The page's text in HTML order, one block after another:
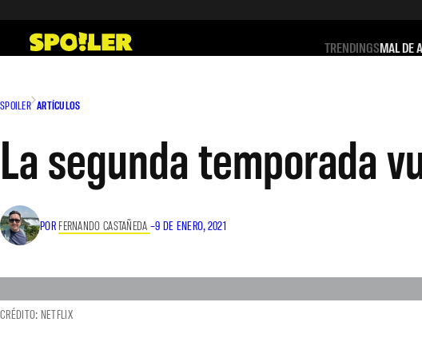
contenido
TRENDINGSMAL DE
SPOILER ARTÍCULOS
La segunda temporada
POR FERNANDO CASTAÑEDA –9 DE ENERO, 2021
CRÉDITO: NETFLIX